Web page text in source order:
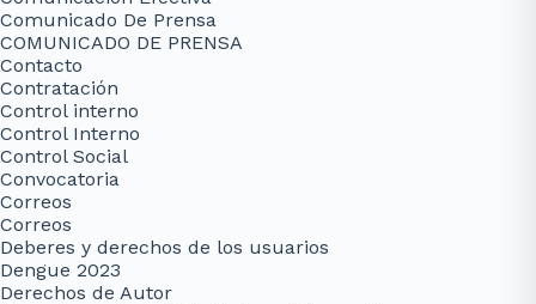
Comunicado De Prensa
COMUNICADO DE PRENSA
Contacto
Contratación
Control interno
Control Interno
Control Social
Convocatoria
Correos
Correos
Deberes y derechos de los usuarios
Dengue 2023
Derechos de Autor